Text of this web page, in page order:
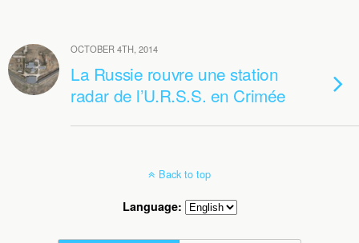
OCTOBER 4TH, 2014
La Russie rouvre une station
radar de l’U.R.S.S. en Crimée
Back to top
Language: